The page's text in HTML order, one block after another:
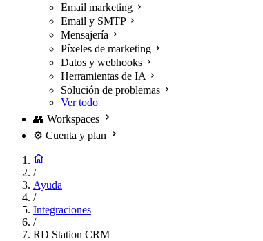
Email marketing
Email y SMTP
Mensajería
Píxeles de marketing
Datos y webhooks
Herramientas de IA
Solución de problemas
Ver todo
👥 Workspaces
⚙️ Cuenta y plan
/
Ayuda
/
Integraciones
/
RD Station CRM